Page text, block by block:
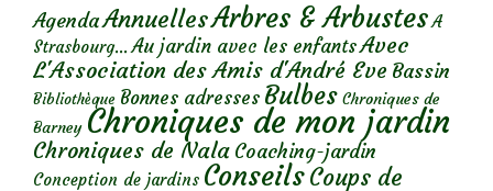
AgendaAnnuellesArbres & Arbustes A
Strasbourg... Au jardin avec les enfantsAvec
L'Association des Amis d'André Eve Bassin
Bibliothèque Bonnes adresses Bulbes Chroniques de
Barney Chroniques de mon jardin
Chroniques de Nala Coaching-jardin
Conception de jardins ConseilsCoups de